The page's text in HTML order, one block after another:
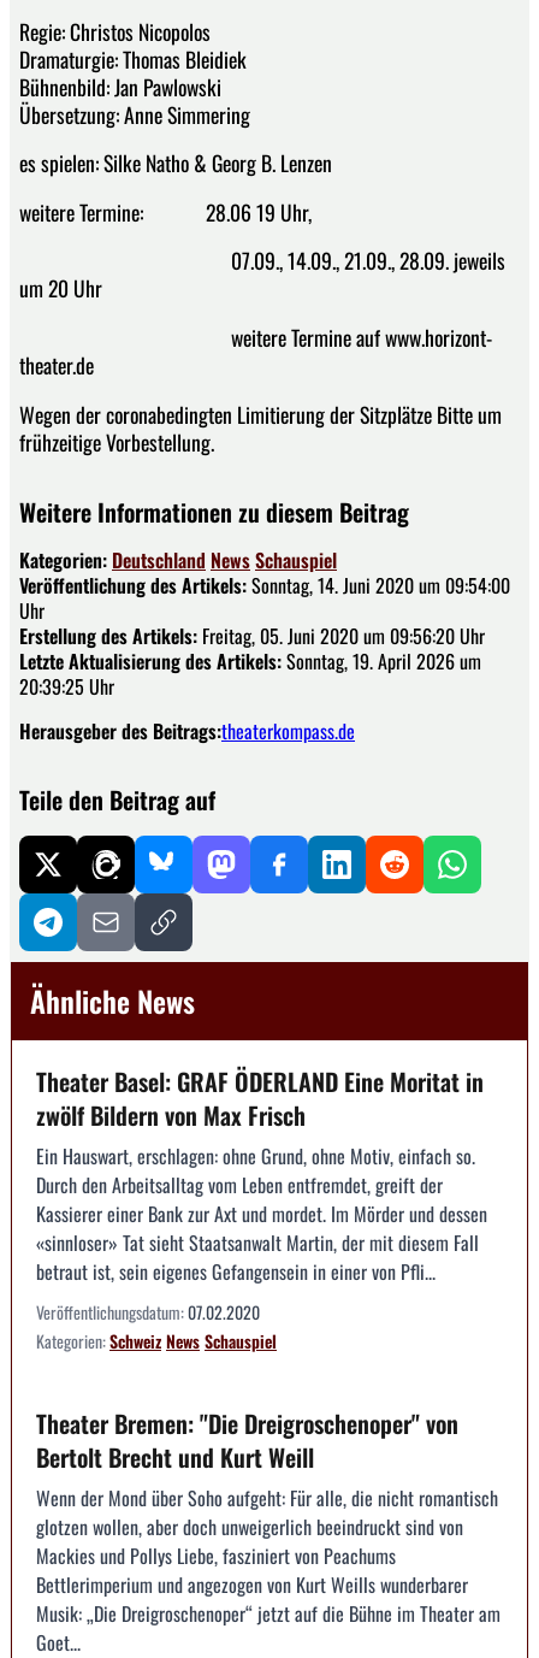
Regie: Christos Nicopolos
Dramaturgie: Thomas Bleidiek
Bühnenbild: Jan Pawlowski
Übersetzung: Anne Simmering
es spielen: Silke Natho & Georg B. Lenzen
weitere Termine: 28.06 19 Uhr,
07.09., 14.09., 21.09., 28.09. jeweils
um 20 Uhr
weitere Termine auf www.horizont-
theater.de
Wegen der coronabedingten Limitierung der Sitzplätze Bitte um
frühzeitige Vorbestellung.
Weitere Informationen zu diesem Beitrag
Kategorien: Deutschland NewsSchauspiel
Veröffentlichung des Artikels:Sonntag, 14. Juni 2020 um 09:54:00
Uhr
Erstellung des Artikels: Freitag, 05. Juni 2020 um 09:56:20 Uhr
Letzte Aktualisierung des Artikels:Sonntag, 19. April 2026 um
20:39:25 Uhr
Herausgeber des Beitrags:theaterkompass.de
Teile den Beitrag auf
Ähnliche News
Theater Basel: GRAF ÖDERLAND Eine Moritat in
zwölf Bildern von Max Frisch
Ein Hauswart, erschlagen: ohne Grund, ohne Motiv, einfach so.
Durch den Arbeitsalltag vom Leben entfremdet, greift der
Kassierer einer Bank zur Axt und mordet. Im Mörder und dessen
«sinnloser» Tat sieht Staatsanwalt Martin, der mit diesem Fall
betraut ist, sein eigenes Gefangensein in einer von Pfli...
Veröffentlichungsdatum:07.02.2020
Kategorien:SchweizNewsSchauspiel
Theater Bremen: "Die Dreigroschenoper" von
Bertolt Brecht und Kurt Weill
Wenn der Mond über Soho aufgeht: Für alle, die nicht romantisch
glotzen wollen, aber doch unweigerlich beeindruckt sind von
Mackies und Pollys Liebe, fasziniert von Peachums
Bettlerimperium und angezogen von Kurt Weills wunderbarer
Musik: „Die Dreigroschenoper“ jetzt auf die Bühne im Theater am
Goet...